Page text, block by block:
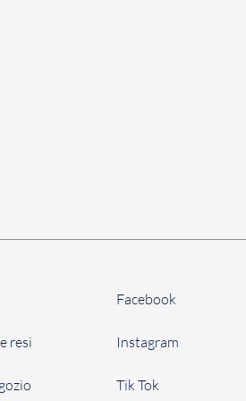
resi
Facebook
Instagram
Tik Tok